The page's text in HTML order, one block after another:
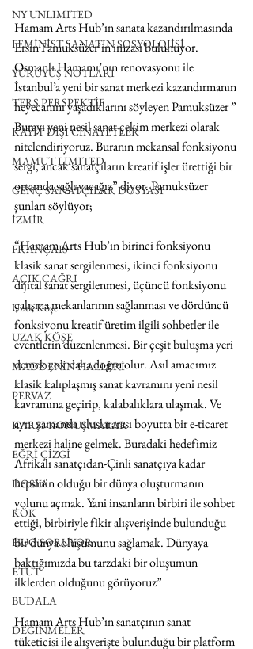
NY UNLIMITED
FEMİNİST SANATIN SOSYOLOJİSİ
YÜRÜYÜŞ NOTLARI
TERS PERSPEKTİF
KAYIT DIŞI CİNAYETLER
MAMUT LIMITED
GENÇ SANATÇILAR DOSYASI
İZMİR
FRANÇAIS
AÇIK ÇAĞRI
Uzak Köşe
UZAK KÖŞE
MADDENİN HALLERİ
PERVAZ
KARŞI-KONUŞMALAR
EĞRİ ÇİZGİ
DOSYA
KÖK
HUO SORUYOR
ETÜT
BUDALA
DEĞİNMELER
Hamam Arts Hub’ın sanata kazandırılmasında
Ersin Pamuksüzer’in imzası bulunuyor.
Osmanlı Hamamı’nın renovasyonu ile
İstanbul’a yeni bir sanat merkezi kazandırmanın
heyecanını yaşadıklarını söyleyen Pamuksüzer ”
Burayı yeni nesil sanat çekim merkezi olarak
nitelendiriyoruz. Buranın mekansal fonksiyonu
sergi, ancak sanatçıların kreatif işler ürettiği bir
ortamda sağlayacağız” diyor. Pamuksüzer
şunları söylüyor;
“Hamam Arts Hub’ın birinci fonksiyonu
klasik sanat sergilenmesi, ikinci fonksiyonu
dijital sanat sergilenmesi, üçüncü fonksiyonu
çalışma mekanlarının sağlanması ve dördüncü
fonksiyonu kreatif üretim ilgili sohbetler ile
eventlerin düzenlenmesi. Bir çeşit buluşma yeri
demek çok daha doğru olur. Asıl amacımız
klasik kalıplaşmış sanat kavramını yeni nesil
kavramına geçirip, kalabalıklara ulaşmak. Ve
aynı zamanda uluslararası boyutta bir e-ticaret
merkezi haline gelmek. Buradaki hedefimiz
Afrikalı sanatçıdan-Çinli sanatçıya kadar
hepsinin olduğu bir dünya oluşturmanın
yolunu açmak. Yani insanların birbiri ile sohbet
ettiği, birbiriyle fikir alışverişinde bulunduğu
bir dünya oluşumunu sağlamak. Dünyaya
baktığımızda bu tarzdaki bir oluşumun
ilklerden olduğunu görüyoruz”
Hamam Arts Hub’ın sanatçının sanat
tüketicisi ile alışverişte bulunduğu bir platform